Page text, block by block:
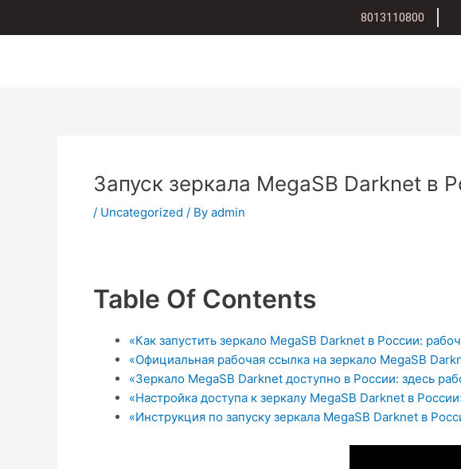
8013110800
Запуск зеркала MegaSB Darknet в
/ Uncategorized / By admin
Table Of Contents
«Как запустить зеркало MegaSB Darknet в России:
«Официальная рабочая ссылка на зеркало MegaSB
«Зеркало MegaSB Darknet доступно в России: здесь
«Настройка доступа к зеркалу MegaSB Darknet в
«Инструкция по запуску зеркала MegaSB Darknet в